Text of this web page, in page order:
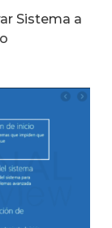
Sistema a